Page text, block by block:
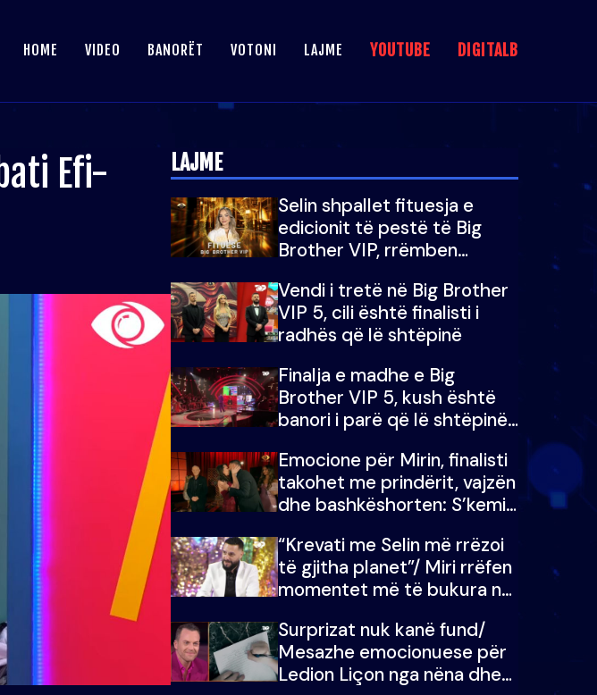
HOME VIDEO BANORËT VOTONI LAJME YOUTUBE DIGITALB
Efi-
LAJME
Selin shpallet fituesja e
edicionit të pestë të Big
Brother VIP, rrëmben
mijë eurosh
Vendi i tretë në Big Brother
VIP 5, cili është finalisti i
radhës që lë shtëpinë
Finalja e madhe e Big
Brother VIP 5, kush është
banori i parë që lë shtëpinë
fituar çmimin e madh
Emocione për Mirin, finalisti
takohet me prindërit, vajzën
dhe bashkëshorten: S’kemi
“Krevati me Selin më rrëzoi
të gjitha planet”/ Miri rrëfen
momentet më të bukura në
mungojë zilja e mëngjesit
kur…
Surprizat nuk kanë fund/
Mesazhe emocionuese për
Ledion Liçon nga nëna dhe